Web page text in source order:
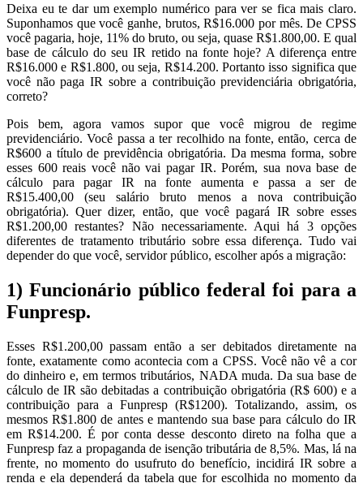
Deixa eu te dar um exemplo numérico para ver se fica mais claro.
Suponhamos que você ganhe, brutos, R$16.000 por mês. De CPSS
você pagaria, hoje, 11% do bruto, ou seja, quase R$1.800,00. E qual
base de cálculo do seu IR retido na fonte hoje? A diferença entre
R$16.000 e R$1.800, ou seja, R$14.200. Portanto isso significa que
você não paga IR sobre a contribuição previdenciária obrigatória,
correto?
Pois bem, agora vamos supor que você migrou de regime
previdenciário. Você passa a ter recolhido na fonte, então, cerca de
R$600 a título de previdência obrigatória. Da mesma forma, sobre
esses 600 reais você não vai pagar IR. Porém, sua nova base de
cálculo para pagar IR na fonte aumenta e passa a ser de
R$15.400,00 (seu salário bruto menos a nova contribuição
obrigatória). Quer dizer, então, que você pagará IR sobre esses
R$1.200,00 restantes? Não necessariamente. Aqui há 3 opções
diferentes de tratamento tributário sobre essa diferença. Tudo vai
depender do que você, servidor público, escolher após a migração:
1) Funcionário público federal foi para a
Funpresp.
Esses R$1.200,00 passam então a ser debitados diretamente na
fonte, exatamente como acontecia com a CPSS. Você não vê a cor
do dinheiro e, em termos tributários, NADA muda. Da sua base de
cálculo de IR são debitadas a contribuição obrigatória (R$ 600) e a
contribuição para a Funpresp (R$1200). Totalizando, assim, os
mesmos R$1.800 de antes e mantendo sua base para cálculo do IR
em R$14.200. É por conta desse desconto direto na folha que a
Funpresp faz a propaganda de isenção tributária de 8,5%. Mas, lá na
frente, no momento do usufruto do benefício, incidirá IR sobre a
renda e ela dependerá da tabela que for escolhida no momento da